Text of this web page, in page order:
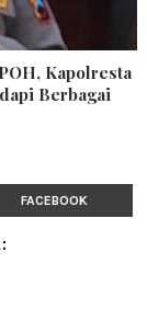
Kapolresta
Berbagai
FACEBOOK